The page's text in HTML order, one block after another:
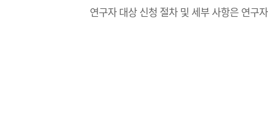
연구자 대상 신청 절차 및 세부 사항은 연구